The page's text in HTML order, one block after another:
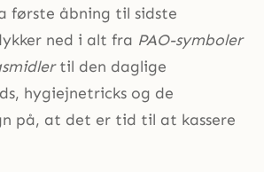
første åbning til sidste
ned i alt fra PAO-symboler
til den daglige
hygiejnetricks og de
på, at det er tid til at kassere